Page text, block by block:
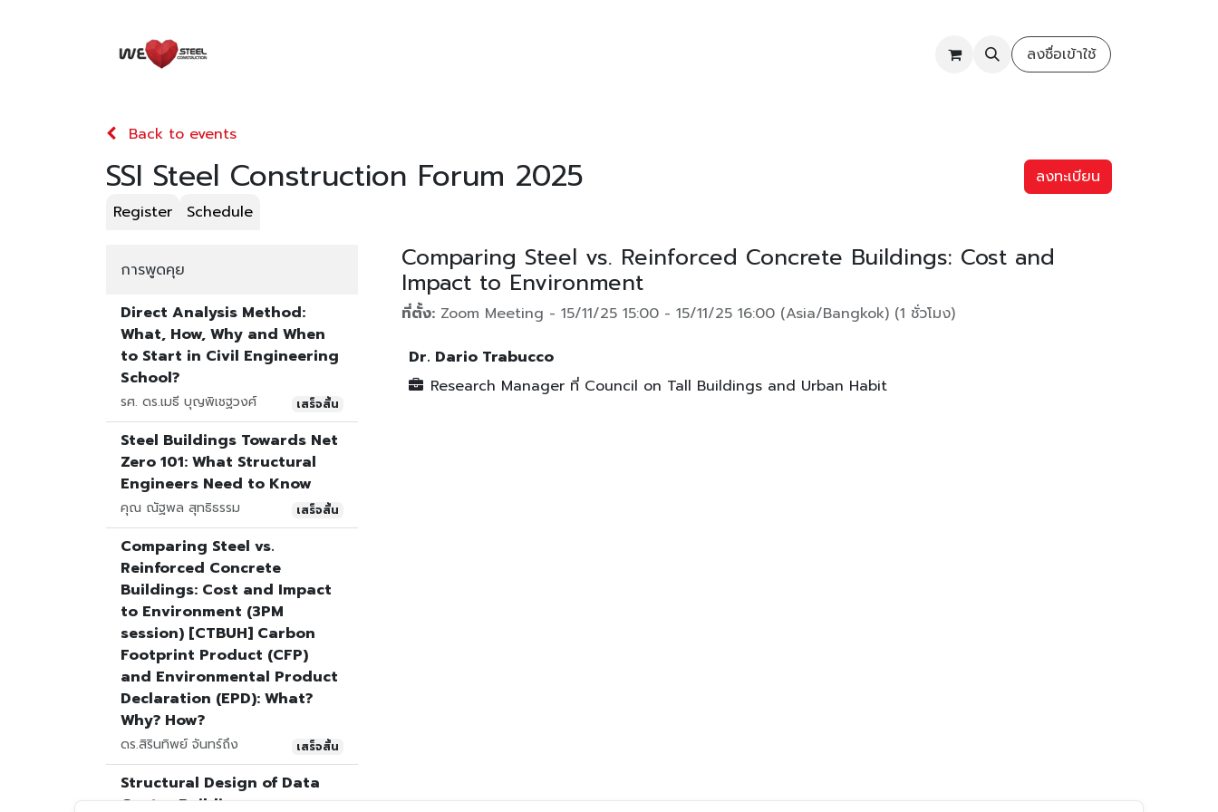
ลงชื่อเข้าใช้
Back to events
SSI Steel Construction Forum 2025
ลงทะเบียน
Register
Schedule
การพูดคุย
Direct Analysis Method:
What, How, Why and When
to Start in Civil Engineering
School?
รศ. ดร.เมธี บุญพิเชฐวงศ์ เสร็จสิ้น
Steel Buildings Towards Net
Zero 101: What Structural
Engineers Need to Know
คุณ ณัฐพล สุทธิธรรม เสร็จสิ้น
Comparing Steel vs.
Reinforced Concrete
Buildings: Cost and Impact
to Environment (3PM
session) [CTBUH] Carbon
Footprint Product (CFP)
and Environmental Product
Declaration (EPD): What?
Why? How?
ดร.สิรินทิพย์ จันทร์ถึง เสร็จสิ้น
Structural Design of Data
Center Buildings
Comparing Steel vs. Reinforced Concrete Buildings: Cost and
Impact to Environment
ที่ตั้ง: Zoom Meeting - 15/11/25 15:00- 15/11/25 16:00(Asia/Bangkok) (1 ชั่วโมง)
Dr. Dario Trabucco
Research Manager ที่ Council on Tall Buildings and Urban Habit